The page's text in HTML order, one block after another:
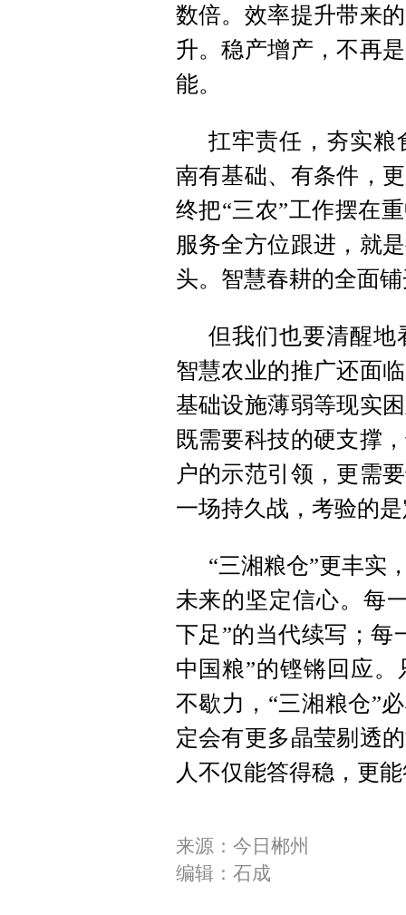
数倍。效率提升带来
升。稳产增产，不再
能。
扛牢责任，夯实粮
南有基础、有条件，
终把“三农”工作摆在
服务全方位跟进，就
头。智慧春耕的全面
但我们也要清醒地
智慧农业的推广还面
基础设施薄弱等现实
既需要科技的硬支撑
户的示范引领，更需
一场持久战，考验的
“三湘粮仓”更丰实
未来的坚定信心。每
下足”的当代续写；每
中国粮”的铿锵回应
不歇力，“三湘粮仓”
定会有更多晶莹剔透
人不仅能答得稳，更
来源：今日郴州
编辑：石成